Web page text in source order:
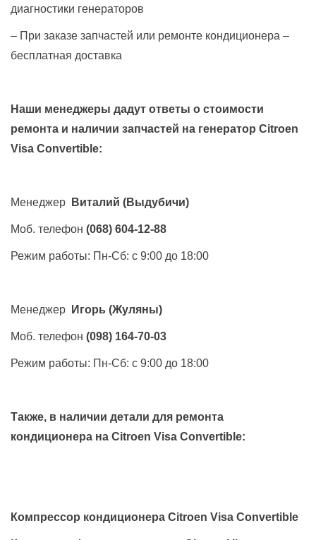
диагностики генераторов
– При заказе запчастей или ремонте кондиционера –
бесплатная доставка
Наши менеджеры дадут ответы о стоимости
ремонта и наличии запчастей на генератор Citroen
Visa Convertible:
Менеджер Виталий (Выдубичи)
Моб. телефон (068) 604-12-88
Режим работы: Пн-Сб: с 9:00 до 18:00
Менеджер Игорь (Жуляны)
Моб. телефон (098) 164-70-03
Режим работы: Пн-Сб: с 9:00 до 18:00
Также, в наличии детали для ремонта
кондиционера на Citroen Visa Convertible:
Компрессор кондиционера Citroen Visa Convertible